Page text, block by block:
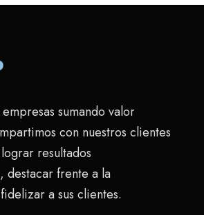
sumando valor
con nuestros clientes
resultados
destacar frente a la
a sus clientes.